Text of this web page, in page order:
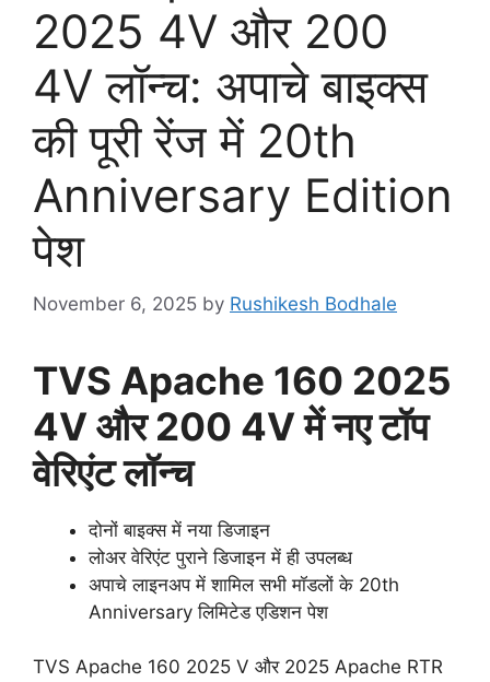
2025 4V और 200
4V लॉन्च: अपाचे बाइक्स
की पूरी रेंज में 20th
Anniversary Edition
पेश
November 6, 2025 by Rushikesh Bodhale
TVS Apache 160 2025
4V और 200 4V में नए टॉप
वेरिएंट लॉन्च
दोनों बाइक्स में नया डिजाइन
लोअर वेरिएंट पुराने डिजाइन में ही उपलब्ध
अपाचे लाइनअप में शामिल सभी मॉडलों के 20th
Anniversary लिमिटेड एडिशन पेश
TVS Apache 160 2025 V और 2025 Apache RTR